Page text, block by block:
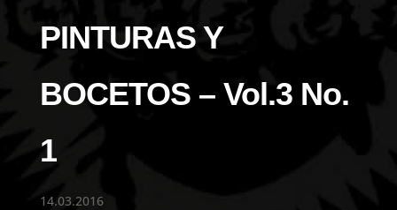
PINTURAS Y
BOCETOS – Vol.3 No.
1
14.03.2016